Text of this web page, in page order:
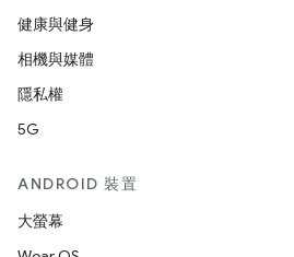
健康與健身
相機與媒體
隱私權
5G
ANDROID 裝置
大螢幕